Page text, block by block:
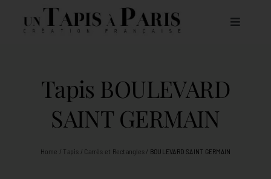
Toggle
NOS COLLECTIONS DE TAPIS
Tapis BOULEVARD
SAINT GERMAIN
Home / Tapis / Carrés et Rectangles / BOULEVARD SAINT GERMAIN